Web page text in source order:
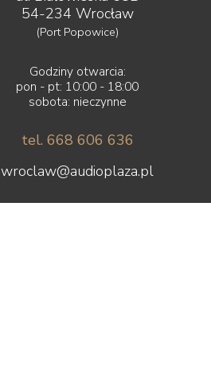
54-234 Wrocław
(Port Popowice)
Godziny otwarcia:
pon - pt: 10:00 - 18:00
sobota: nieczynne
tel. 668 606 636
wroclaw@audioplaza.pl